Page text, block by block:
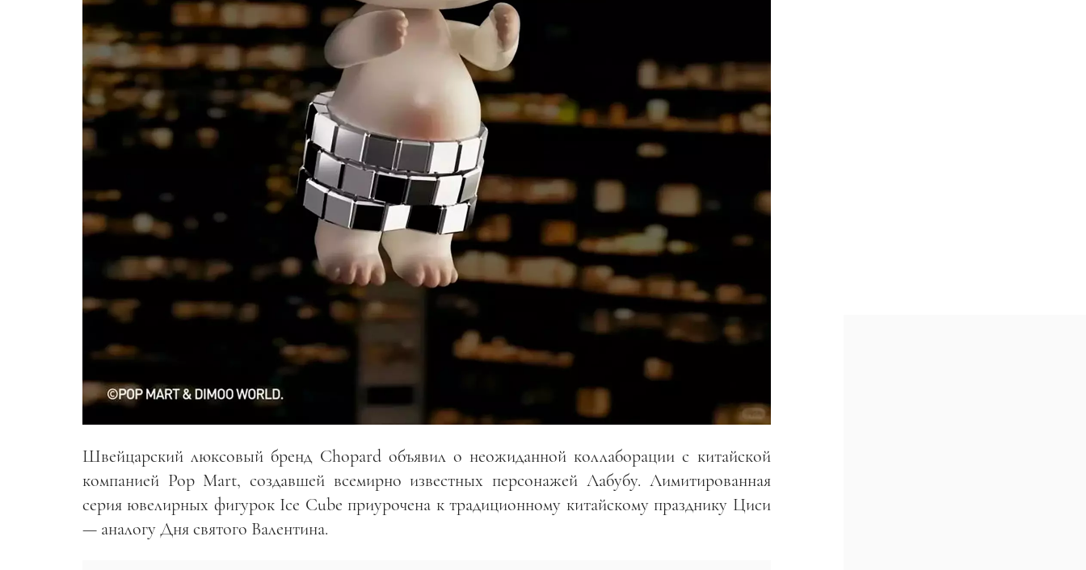
Швейцарский люксовый бренд Chopard объявил о неожиданной коллаборации с китайской
компанией Pop Mart, создавшей всемирно известных персонажей Лабубу. Лимитированная
серия ювелирных фигурок Ice Cube приурочена к традиционному китайскому празднику Циси
— аналогу Дня святого Валентина.